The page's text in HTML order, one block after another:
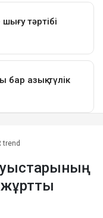
trend